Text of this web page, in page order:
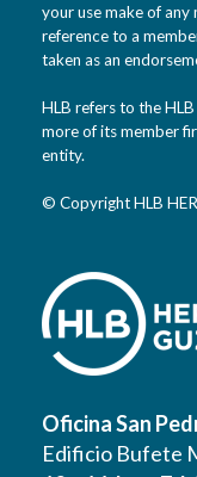
your use make of any
reference to a
taken as an
HLB refers to the
more of its member
entity.
© Copyright HLB
Oficina San
Edificio Bufete